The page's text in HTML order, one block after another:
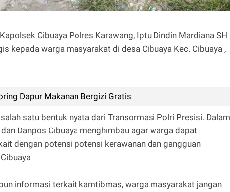
Cibuaya Polres Karawang, Iptu Dindin Mardiana SH
kepada warga masyarakat di desa Cibuaya Kec. Cibuaya ,
Dapur Makanan Bergizi Gratis
satu bentuk nyata dari Transormasi Polri Presisi. Dalam
Danpos Cibuaya menghimbau agar warga dapat
dengan potensi potensi kerawanan dan gangguan
informasi terkait kamtibmas, warga masyarakat jangan